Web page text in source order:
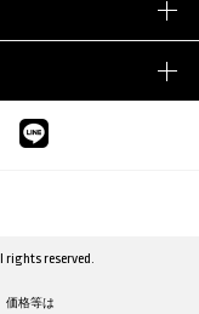
rights reserved.
価格等は